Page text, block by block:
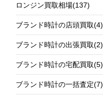
ロンジン買取相場(137)
ブランド時計の店頭買取(4)
ブランド時計の出張買取(2)
ブランド時計の宅配買取(5)
ブランド時計の一括査定(7)